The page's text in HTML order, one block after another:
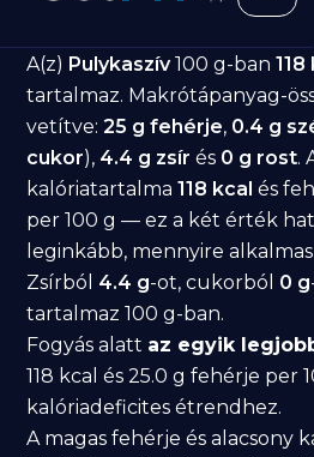
A(z) Pulykaszív100 g-ban118
tartalmaz. Makrótápanyag-
vetítve:25 g fehérje, 0.4 g
cukor), 4.4 g zsír és 0 g rost.
kalóriatartalma118 kcal és
per 100 g — ez a két érték
leginkább, mennyire
Zsírból 4.4 g-ot, cukorból 0 g
tartalmaz 100 g-ban.
Fogyás alatt az egyik
118 kcal és 25.0 g fehérje per
kalóriadeficites étrendhez.
A magas fehérje és alacsony